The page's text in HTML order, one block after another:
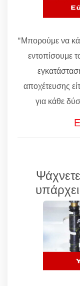
"Μπορούμε να
εντοπίσουμε
αποχέτευσης
για κάθε